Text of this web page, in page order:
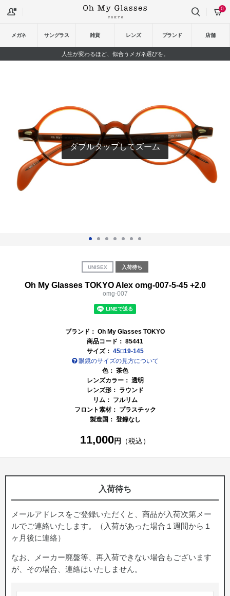
メガネ サングラス 雑貨 レンズ ブランド 店舗
0
人生が変わるほど、似合うメガネ選びを。
ダブルタップしてズーム
UNISEX 入荷待ち
Oh My Glasses TOKYO Alex omg-007-5-45 +2.0
omg-007
ブランド： Oh My Glasses TOKYO
商品コード： 85441
サイズ： 45□19-145
眼鏡のサイズの見方について
色： 茶色
レンズカラー： 透明
レンズ形： ラウンド
リム： フルリム
フロント素材： プラスチック
製造国： 登録なし
11,000円 （税込）
入荷待ち
メールアドレスをご登録いただくと、商品が入荷次第メー
ルでご連絡いたします。（入荷があった場合１週間から１
ヶ月後に連絡）
なお、メーカー廃盤等、再入荷できない場合もございます
が、その場合、連絡はいたしません。